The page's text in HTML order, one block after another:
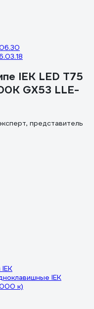
IEK LED T75
GX53 LLE-
представитель
IEK
к)